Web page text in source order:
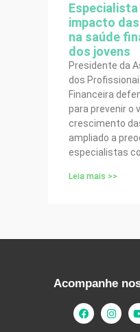
impacto
na saúde
dos jovens
Presidente da
dos
Financeira
para prevenir o
crescimento
ampliado a
especialistas
Leia mais >>
Acompanhe